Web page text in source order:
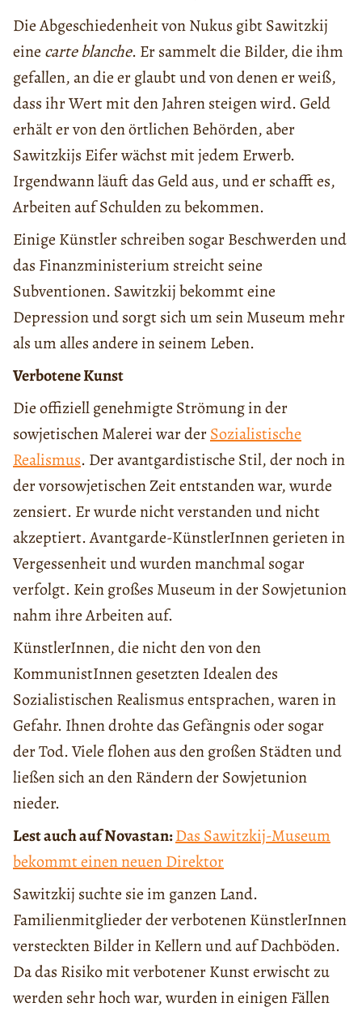
Die Abgeschiedenheit von Nukus gibt Sawitzkij
eine carte blanche. Er sammelt die Bilder, die ihm
gefallen, an die er glaubt und von denen er weiß,
dass ihr Wert mit den Jahren steigen wird. Geld
erhält er von den örtlichen Behörden, aber
Sawitzkijs Eifer wächst mit jedem Erwerb.
Irgendwann läuft das Geld aus, und er schafft es,
Arbeiten auf Schulden zu bekommen.
Einige Künstler schreiben sogar Beschwerden und
das Finanzministerium streicht seine
Subventionen. Sawitzkij bekommt eine
Depression und sorgt sich um sein Museum mehr
als um alles andere in seinem Leben.
Verbotene Kunst
Die offiziell genehmigte Strömung in der
sowjetischen Malerei war derSozialistische
Realismus. Der avantgardistische Stil, der noch in
der vorsowjetischen Zeit entstanden war, wurde
zensiert. Er wurde nicht verstanden und nicht
akzeptiert. Avantgarde-KünstlerInnen gerieten in
Vergessenheit und wurden manchmal sogar
verfolgt. Kein großes Museum in der Sowjetunion
nahm ihre Arbeiten auf.
KünstlerInnen, die nicht den von den
KommunistInnen gesetzten Idealen des
Sozialistischen Realismus entsprachen, waren in
Gefahr. Ihnen drohte das Gefängnis oder sogar
der Tod. Viele flohen aus den großen Städten und
ließen sich an den Rändern der Sowjetunion
nieder.
Lest auch auf Novastan:Das Sawitzkij-Museum
bekommt einen neuen Direktor
Sawitzkij suchte sie im ganzen Land.
Familienmitglieder der verbotenen KünstlerInnen
versteckten Bilder in Kellern und auf Dachböden.
Da das Risiko mit verbotener Kunst erwischt zu
werden sehr hoch war, wurden in einigen Fällen